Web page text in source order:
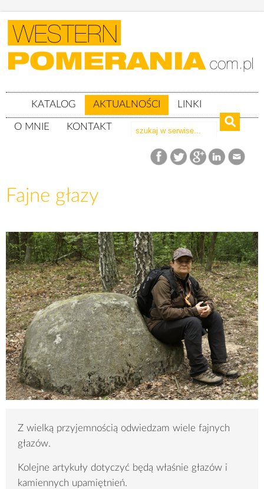
KATALOG AKTUALNOŚCI LINKI
O MNIE KONTAKT
Aktualności Fajne głazy
Fajne głazy
Z wielką przyjemnością odwiedzam wiele fajnych
głazów.
Kolejne artykuły dotyczyć będą właśnie głazów i
kamiennych upamiętnień.